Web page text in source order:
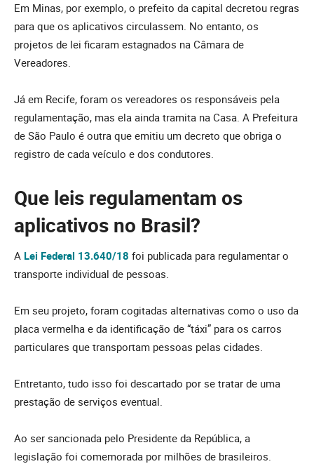
Em Minas, por exemplo, o prefeito da capital decretou regras
para que os aplicativos circulassem. No entanto, os
projetos de lei ficaram estagnados na Câmara de
Vereadores.
Já em Recife, foram os vereadores os responsáveis pela
regulamentação, mas ela ainda tramita na Casa. A Prefeitura
de São Paulo é outra que emitiu um decreto que obriga o
registro de cada veículo e dos condutores.
Que leis regulamentam os
aplicativos no Brasil?
A Lei Federal 13.640/18 foi publicada para regulamentar o
transporte individual de pessoas.
Em seu projeto, foram cogitadas alternativas como o uso da
placa vermelha e da identificação de “táxi” para os carros
particulares que transportam pessoas pelas cidades.
Entretanto, tudo isso foi descartado por se tratar de uma
prestação de serviços eventual.
Ao ser sancionada pelo Presidente da República, a
legislação foi comemorada por milhões de brasileiros.